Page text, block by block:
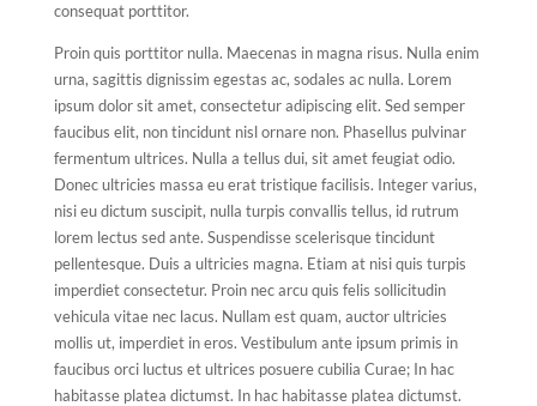
consequat porttitor.
Proin quis porttitor nulla. Maecenas in magna risus. Nulla enim
urna, sagittis dignissim egestas ac, sodales ac nulla. Lorem
ipsum dolor sit amet, consectetur adipiscing elit. Sed semper
faucibus elit, non tincidunt nisl ornare non. Phasellus pulvinar
fermentum ultrices. Nulla a tellus dui, sit amet feugiat odio.
Donec ultricies massa eu erat tristique facilisis. Integer varius,
nisi eu dictum suscipit, nulla turpis convallis tellus, id rutrum
lorem lectus sed ante. Suspendisse scelerisque tincidunt
pellentesque. Duis a ultricies magna. Etiam at nisi quis turpis
imperdiet consectetur. Proin nec arcu quis felis sollicitudin
vehicula vitae nec lacus. Nullam est quam, auctor ultricies
mollis ut, imperdiet in eros. Vestibulum ante ipsum primis in
faucibus orci luctus et ultrices posuere cubilia Curae; In hac
habitasse platea dictumst. In hac habitasse platea dictumst.